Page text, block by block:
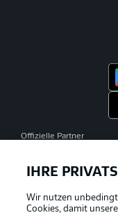
Offizielle Partner
IHRE
Wir nutzen
Cookies, damit